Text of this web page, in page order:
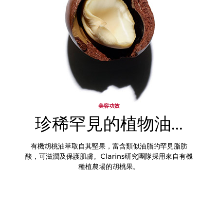
美容功效
珍稀罕見的植物油...
有機胡桃油萃取自其堅果，富含類似油脂的罕見脂肪
酸，可滋潤及保護肌膚。Clarins研究團隊採用來自有機
種植農場的胡桃果。